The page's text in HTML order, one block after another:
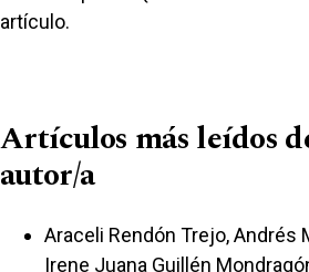
artículo.
Artículos más leídos
autor/a
Araceli Rendón Trejo, Andrés
Irene Juana Guillén